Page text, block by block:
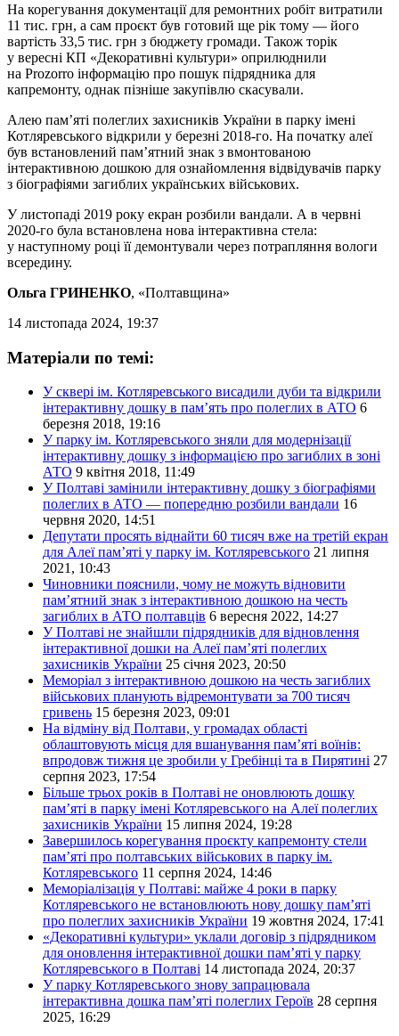
На корегування документації для ремонтних робіт витратили
11 тис. грн, а сам проєкт був готовий ще рік тому — його
вартість 33,5 тис. грн з бюджету громади. Також торік
у вересні КП «Декоративні культури» оприлюднили
на Prozorro інформацію про пошук підрядника для
капремонту, однак пізніше закупівлю скасували.
Алею пам’яті полеглих захисників України в парку імені
Котляревського відкрили у березні 2018-го. На початку алеї
був встановлений пам’ятний знак з вмонтованою
інтерактивною дошкою для ознайомлення відвідувачів парку
з біографіями загиблих українських військових.
У листопаді 2019 року екран розбили вандали. А в червні
2020-го була встановлена нова інтерактивна стела:
у наступному році її демонтували через потрапляння вологи
всередину.
Ольга ГРИНЕНКО, «Полтавщина»
14 листопада 2024, 19:37
Матеріали по темі:
У сквері ім. Котляревського висадили дуби та відкрили
інтерактивну дошку в пам’ять про полеглих в АТО 6
березня 2018, 19:16
У парку ім. Котляревського зняли для модернізації
інтерактивну дошку з інформацією про загиблих в зоні
АТО 9 квітня 2018, 11:49
У Полтаві замінили інтерактивну дошку з біографіями
полеглих в АТО — попередню розбили вандали 16
червня 2020, 14:51
Депутати просять віднайти 60 тисяч вже на третій екран
для Алеї пам’яті у парку ім. Котляревського 21 липня
2021, 10:43
Чиновники пояснили, чому не можуть відновити
пам’ятний знак з інтерактивною дошкою на честь
загиблих в АТО полтавців 6 вересня 2022, 14:27
У Полтаві не знайшли підрядників для відновлення
інтерактивної дошки на Алеї пам’яті полеглих
захисників України 25 січня 2023, 20:50
Меморіал з інтерактивною дошкою на честь загиблих
військових планують відремонтувати за 700 тисяч
гривень 15 березня 2023, 09:01
На відміну від Полтави, у громадах області
облаштовують місця для вшанування пам’яті воїнів:
впродовж тижня це зробили у Гребінці та в Пирятині 27
серпня 2023, 17:54
Більше трьох років в Полтаві не оновлюють дошку
пам’яті в парку імені Котляревського на Алеї полеглих
захисників України 15 липня 2024, 19:28
Завершилось корегування проєкту капремонту стели
пам’яті про полтавських військових в парку ім.
Котляревського 11 серпня 2024, 14:46
Меморіалізація у Полтаві: майже 4 роки в парку
Котляревського не встановлюють нову дошку пам’яті
про полеглих захисників України 19 жовтня 2024, 17:41
«Декоративні культури» уклали договір з підрядником
для оновлення інтерактивної дошки пам’яті у парку
Котляревського в Полтаві 14 листопада 2024, 20:37
У парку Котляревського знову запрацювала
інтерактивна дошка пам’яті полеглих Героїв 28 серпня
2025, 16:29